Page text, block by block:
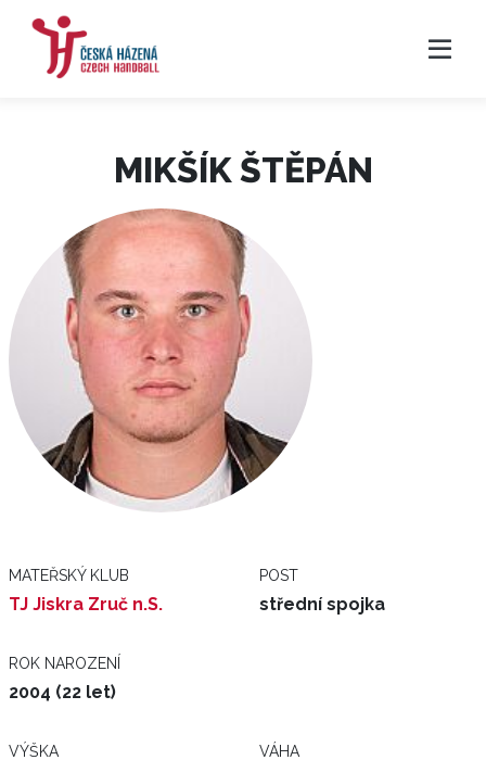
MIKŠÍK ŠTĚPÁN
MATEŘSKÝ KLUB
TJ Jiskra Zruč n.S.
POST
střední spojka
ROK NAROZENÍ
2004 (22 let)
VÝŠKA VÁHA